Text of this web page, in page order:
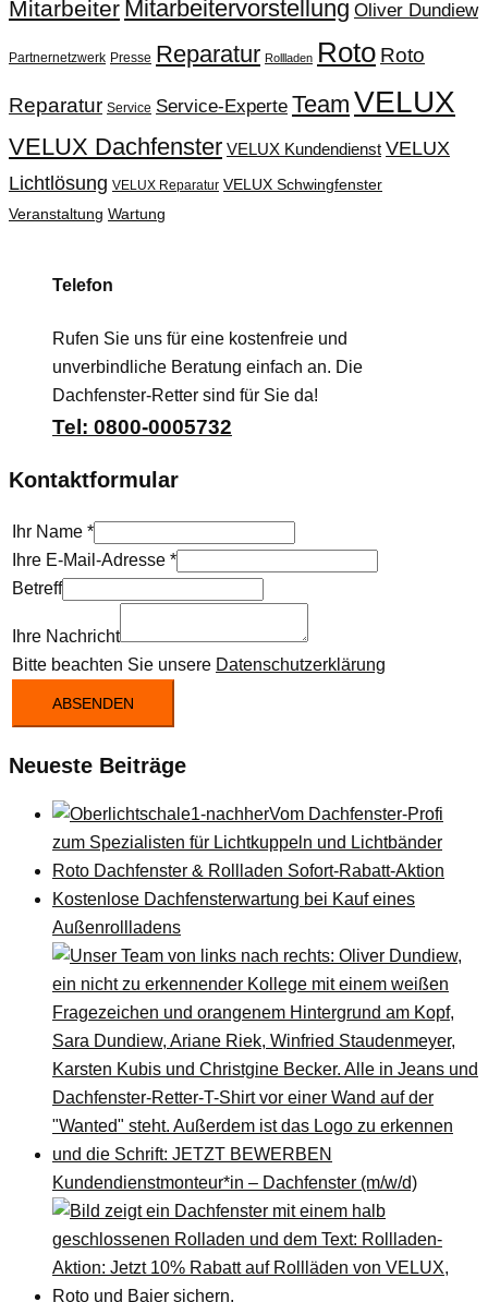
Mitarbeiter Mitarbeitervorstellung Oliver Dundiew
Partnernetzwerk Presse Reparatur Rollladen Roto Roto
Reparatur Service Service-Experte Team VELUX
VELUX Dachfenster VELUX Kundendienst VELUX
Lichtlösung VELUX Reparatur VELUX Schwingfenster
Veranstaltung Wartung
Telefon
Rufen Sie uns für eine kostenfreie und
unverbindliche Beratung einfach an. Die
Dachfenster-Retter sind für Sie da!
Tel: 0800-0005732
Kontaktformular
Ihr Name *
Ihre E-Mail-Adresse *
Betreff
Ihre Nachricht
Bitte beachten Sie unsere Datenschutzerklärung
ABSENDEN
Neueste Beiträge
Vom Dachfenster-Profi
zum Spezialisten für Lichtkuppeln und Lichtbänder
Roto Dachfenster & Rollladen Sofort-Rabatt-Aktion
Kostenlose Dachfensterwartung bei Kauf eines
Außenrollladens
Kundendienstmonteur*in – Dachfenster (m/w/d)